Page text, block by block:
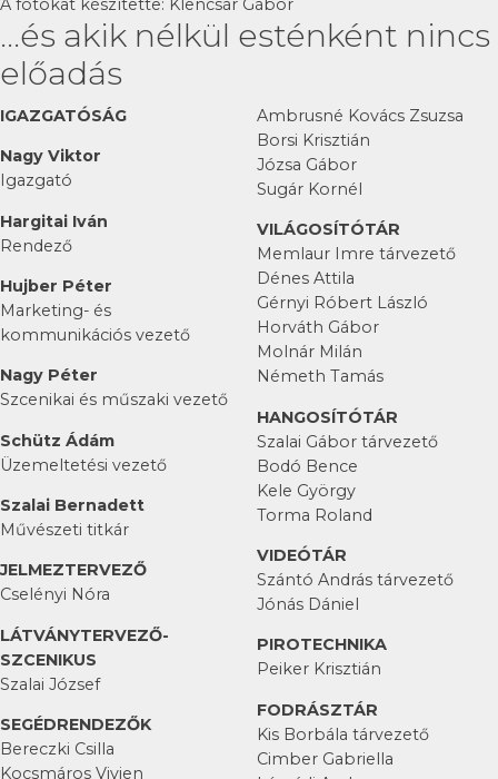
A fotókat készítette: Klencsár Gábor
...és akik nélkül esténként nincs
előadás
IGAZGATÓSÁG
Nagy Viktor
Igazgató
Hargitai Iván
Rendező
Hujber Péter
Marketing- és
kommunikációs vezető
Nagy Péter
Szcenikai és műszaki vezető
Schütz Ádám
Üzemeltetési vezető
Szalai Bernadett
Művészeti titkár
JELMEZTERVEZŐ
Cselényi Nóra
LÁTVÁNYTERVEZŐ-
SZCENIKUS
Szalai József
SEGÉDRENDEZŐK
Bereczki Csilla
Kocsmáros Vivien
Ambrusné Kovács Zsuzsa
Borsi Krisztián
Józsa Gábor
Sugár Kornél
VILÁGOSÍTÓTÁR
Memlaur Imre tárvezető
Dénes Attila
Gérnyi Róbert László
Horváth Gábor
Molnár Milán
Németh Tamás
HANGOSÍTÓTÁR
Szalai Gábor tárvezető
Bodó Bence
Kele György
Torma Roland
VIDEÓTÁR
Szántó András tárvezető
Jónás Dániel
PIROTECHNIKA
Peiker Krisztián
FODRÁSZTÁR
Kis Borbála tárvezető
Cimber Gabriella